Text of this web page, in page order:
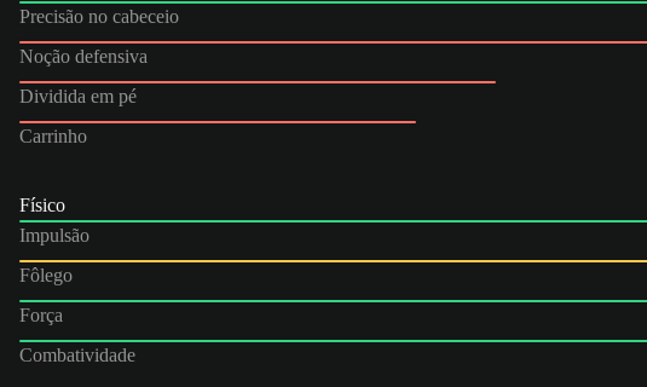
Precisão no cabeceio
Noção defensiva
Dividida em pé
Carrinho
Físico
Impulsão
Fôlego
Força
Combatividade